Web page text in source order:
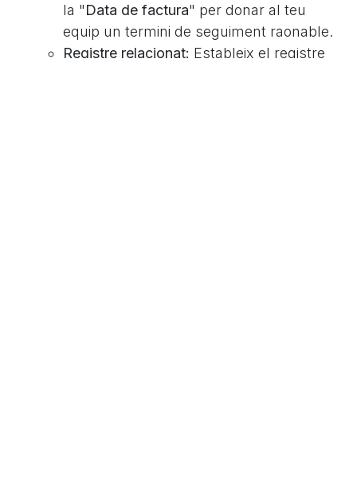
la "Data de factura" per donar al teu
equip un termini de seguiment raonable.
Registre relacionat: Estableix el registre